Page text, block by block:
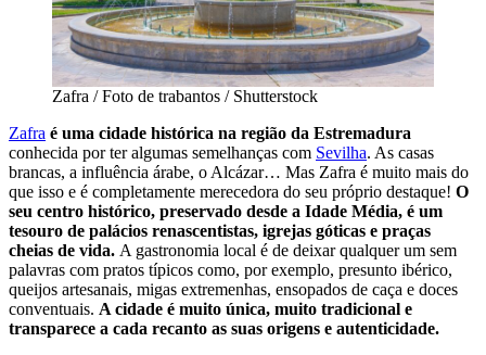
Zafra / Foto de trabantos / Shutterstock
Zafra é uma cidade histórica na região da Estremadura
conhecida por ter algumas semelhanças com Sevilha. As casas
brancas, a influência árabe, o Alcázar… Mas Zafra é muito mais do
que isso e é completamente merecedora do seu próprio destaque! O
seu centro histórico, preservado desde a Idade Média, é um
tesouro de palácios renascentistas, igrejas góticas e praças
cheias de vida. A gastronomia local é de deixar qualquer um sem
palavras com pratos típicos como, por exemplo, presunto ibérico,
queijos artesanais, migas extremenhas, ensopados de caça e doces
conventuais. A cidade é muito única, muito tradicional e
transparece a cada recanto as suas origens e autenticidade.